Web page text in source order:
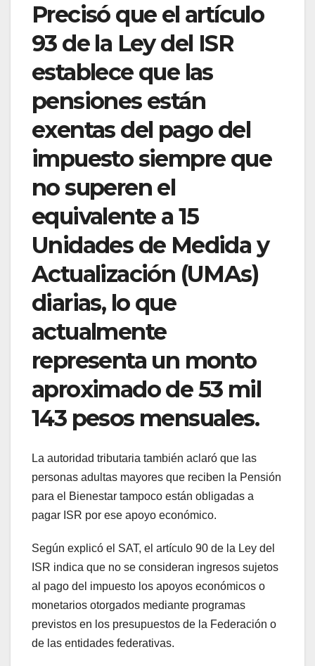
Precisó que el artículo
93 de la Ley del ISR
establece que las
pensiones están
exentas del pago del
impuesto siempre que
no superen el
equivalente a 15
Unidades de Medida y
Actualización (UMAs)
diarias, lo que
actualmente
representa un monto
aproximado de 53 mil
143 pesos mensuales.
La autoridad tributaria también aclaró que las
personas adultas mayores que reciben la Pensión
para el Bienestar tampoco están obligadas a
pagar ISR por ese apoyo económico.
Según explicó el SAT, el artículo 90 de la Ley del
ISR indica que no se consideran ingresos sujetos
al pago del impuesto los apoyos económicos o
monetarios otorgados mediante programas
previstos en los presupuestos de la Federación o
de las entidades federativas.